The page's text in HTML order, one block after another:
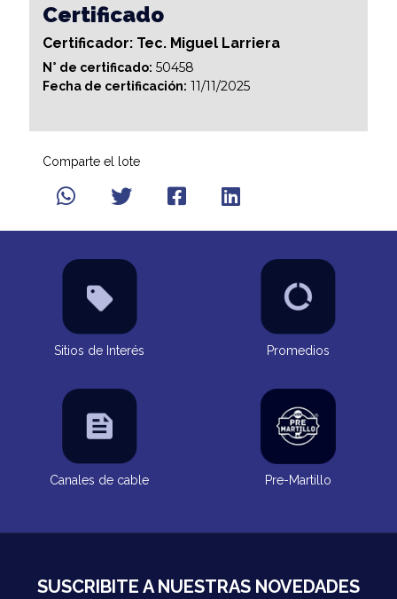
Certificado
Certificador: Tec. Miguel Larriera
N° de certificado: 50458
Fecha de certificación: 11/11/2025
Comparte el lote
Sitios de Interés Promedios
Canales de cable Pre-Martillo
SUSCRIBITE A NUESTRAS NOVEDADES